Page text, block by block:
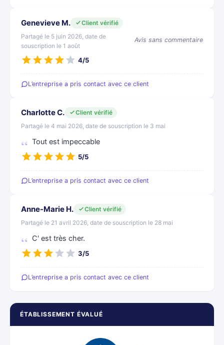
ÉTABLISSEMENT ÉVALUÉ
Genevieve M.
Client vérifié
Partagé le 5 juin 2026, date de
souscription le 1 août
Avis sans commentaire
4/5
L’entreprise a pris contact avec ce client
Charlotte C.
Client vérifié
Partagé le 4 mai 2026, date de souscription le 3 mai
Tout est impeccable
5/5
L’entreprise a pris contact avec ce client
Anne-Marie H.
Client vérifié
Partagé le 21 avril 2026, date de souscription le 28 mai
C' est très cher.
3/5
L’entreprise a pris contact avec ce client